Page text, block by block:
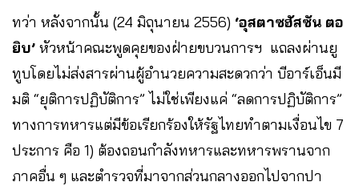
ทว่า หลังจากนั้น (24 มิถุนายน 2556) ‘อุสตาซฮัสซัน ตอ
ยิบ’ หัวหน้าคณะพูดคุยของฝ่ายขบวนการฯ แถลงผ่านยู
ทูบโดยไม่ส่งสารผ่านผู้อำนวยความสะดวกว่า บีอาร์เอ็นมี
มติ “ยุติการปฏิบัติการ” ไม่ใช่เพียงแค่ “ลดการปฏิบัติการ”
ทางการทหารแต่มีข้อเรียกร้องให้รัฐไทยทำตามเงื่อนไข 7
ประการ คือ 1) ต้องถอนกำลังทหารและทหารพรานจาก
ภาคอื่น ๆ และตำรวจที่มาจากส่วนกลางออกไปจากปา